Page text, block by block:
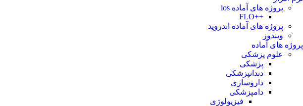
پروژه های آماده ios
++FLO
پروژه های آماده اندروید
ویندوز
پروژه های آماده
علوم پزشکی
پزشکی
دندانپزشکی
داروسازی
دامپزشکی
فیزیولوژی